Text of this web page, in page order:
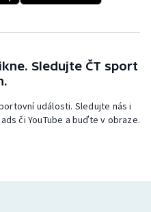
Sledujte ČT sport
události. Sledujte nás i
či YouTube a buďte v obraze.